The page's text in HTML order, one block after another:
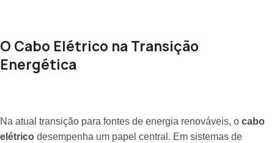
O Cabo Elétrico na Transição
Energética
Na atual transição para fontes de energia renováveis, o cabo
elétrico desempenha um papel central. Em sistemas de